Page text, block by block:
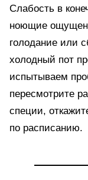
Слабость в
ноющие
голодание или
холодный пот
испытываем
пересмотрите
специи,
по расписанию.